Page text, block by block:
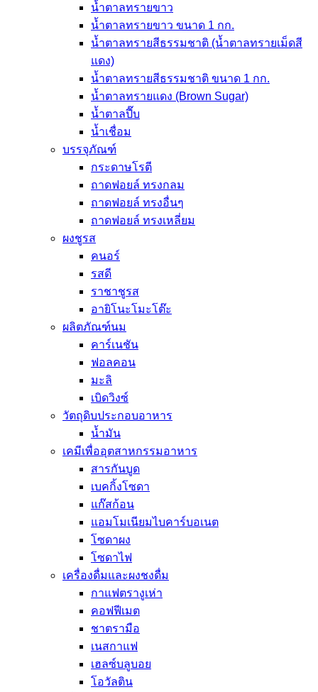
น้ำตาลทรายขาว
น้ำตาลทรายขาว ขนาด 1 กก.
น้ำตาลทรายสีธรรมชาติ (น้ำตาลทรายเม็ดสี
แดง)
น้ำตาลทรายสีธรรมชาติ ขนาด 1 กก.
น้ำตาลทรายแดง (Brown Sugar)
น้ำตาลปี๊บ
น้ำเชื่อม
บรรจุภัณฑ์
กระดาษโรตี
ถาดฟอยล์ ทรงกลม
ถาดฟอยล์ ทรงอื่นๆ
ถาดฟอยล์ ทรงเหลี่ยม
ผงชูรส
คนอร์
รสดี
ราชาชูรส
อายิโนะโมะโต๊ะ
ผลิตภัณฑ์นม
คาร์เนชัน
ฟอลคอน
มะลิ
เบิดวิงซ์
วัตถุดิบประกอบอาหาร
น้ำมัน
เคมีเพื่ออุตสาหกรรมอาหาร
สารกันบูด
เบคกิ้งโซดา
แก๊สก้อน
แอมโมเนียมไบคาร์บอเนต
โซดาผง
โซดาไฟ
เครื่องดื่มและผงชงดื่ม
กาแฟตรางูเห่า
คอฟฟีเมต
ชาตรามือ
เนสกาแฟ
เฮลซ์บลูบอย
โอวัลติน